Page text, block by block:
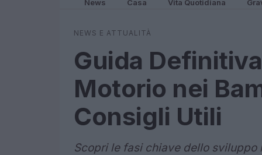
News Casa Vita Quotidiana
NEWS E ATTUALITÀ
Guida
Motorio nei
Consigli Utili
Scopri le fasi chiave dello